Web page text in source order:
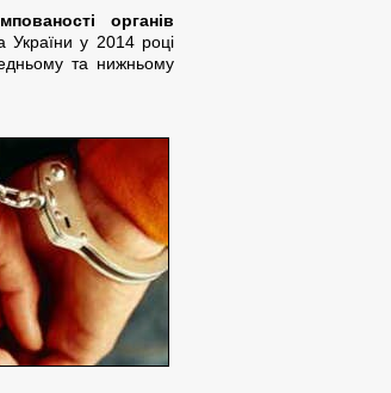
органів
України у 2014 році
та нижньому